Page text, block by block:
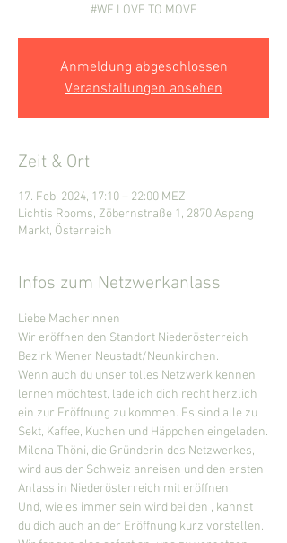
#WE LOVE TO MOVE
Anmeldung abgeschlossen
Veranstaltungen ansehen
Zeit & Ort
17. Feb. 2024, 17:10 – 22:00 MEZ
Lichtis Rooms, Zöbernstraße 1, 2870 Aspang
Markt, Österreich
Infos zum Netzwerkanlass
Liebe Macherinnen
Wir eröffnen den Standort Niederösterreich
Bezirk Wiener Neustadt/Neunkirchen.
Wenn auch du unser tolles Netzwerk kennen
lernen möchtest, lade ich dich recht herzlich
ein zur Eröffnung zu kommen. Es sind alle zu
Sekt, Kaffee, Kuchen und Häppchen eingeladen.
Milena Thöni, die Gründerin des Netzwerkes,
wird aus der Schweiz anreisen und den ersten
Anlass in Niederösterreich mit eröffnen.
Und, wie es immer sein wird bei den , kannst
du dich auch an der Eröffnung kurz vorstellen.